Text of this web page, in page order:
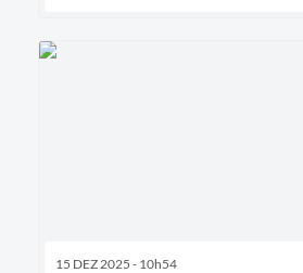
15 DEZ 2025 - 10h54